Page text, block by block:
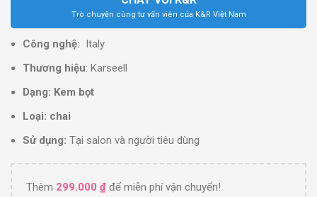
Trò chuyện cùng tư vấn viên của K&R Việt Nam
Công nghệ: Italy
Thương hiệu: Karseell
Dạng: Kem bọt
Loại: chai
Sử dụng: Tại salon và người tiêu dùng
Thêm 299.000 ₫ để miễn phí vận chuyển!